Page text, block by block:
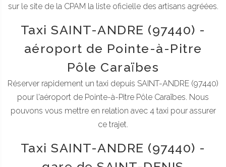
sur le site de la CPAM la liste oficielle des artisans agréées.
Taxi SAINT-ANDRE (97440) -
aéroport de Pointe-à-Pitre
Pôle Caraïbes
Réserver rapidement un taxi depuis SAINT-ANDRE (97440)
pour l'aéroport de Pointe-à-Pitre Pôle Caraïbes. Nous
pouvons vous mettre en relation avec 4 taxi pour assurer
ce trajet.
Taxi SAINT-ANDRE (97440) -